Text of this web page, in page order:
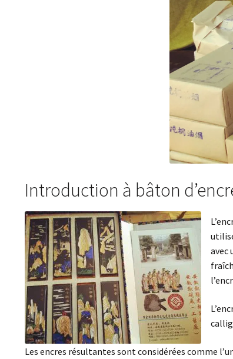
Introduction à bâton
avec
Les encres résultantes sont considérées comme